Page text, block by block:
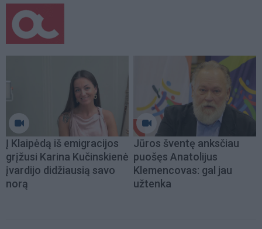
Į Klaipėdą iš emigracijos
grįžusi Karina Kučinskienė
įvardijo didžiausią savo
norą
Jūros šventę anksčiau
puošęs Anatolijus
Klemencovas: gal jau
užtenka